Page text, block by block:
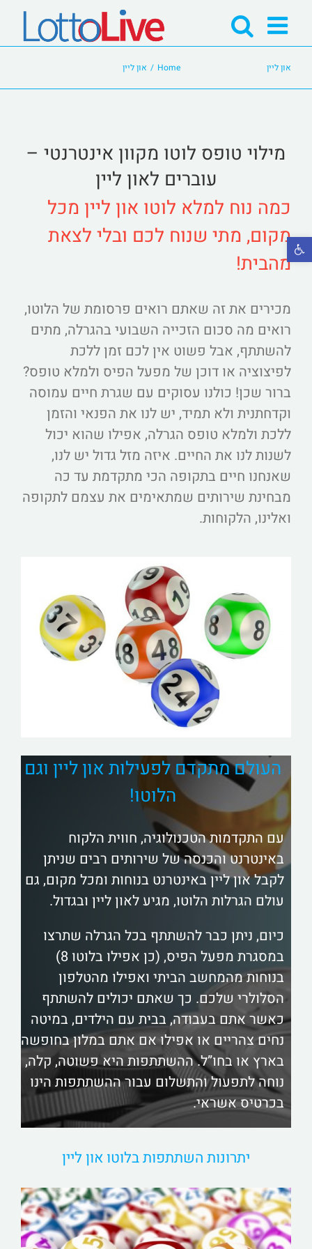
פתח סרגל נגישות
content
און ליין Home
/ און ליין
מילוי טופס לוטו מקוון אינטרנטי –
עוברים לאון ליין
כמה נוח למלא לוטו און ליין מכל
מקום, מתי שנוח לכם ובלי לצאת
מהבית!
מכירים את זה שאתם רואים פרסומת של הלוטו,
רואים מה סכום הזכייה השבועי בהגרלה, מתים
להשתתף, אבל פשוט אין לכם זמן ללכת
לפיצוציה או דוכן של מפעל הפיס ולמלא טופס?
ברור שכן! כולנו עסוקים עם שגרת חיים עמוסה
וקדחתנית ולא תמיד, יש לנו את הפנאי והזמן
ללכת ולמלא טופס הגרלה, אפילו שהוא יכול
לשנות לנו את החיים. איזה מזל גדול יש לנו,
שאנחנו חיים בתקופה הכי מתקדמת עד כה
מבחינת שירותים שמתאימים את עצמם לתקופה
ואלינו, הלקוחות.
העולם מתקדם לפעילות און ליין וגם
הלוטו!
עם התקדמות הטכנולוגיה, חווית הלקוח
באינטרנט והכנסה של שירותים רבים שניתן
לקבל און ליין באינטרנט בנוחות ומכל מקום, גם
עולם הגרלות הלוטו, מגיע לאון ליין ובגדול.
כיום, ניתן כבר להשתתף בכל הגרלה שתרצו
במסגרת מפעל הפיס, (כן אפילו בלוטו 8)
בנוחות מהמחשב הביתי ואפילו מהטלפון
הסלולרי שלכם. כך שאתם יכולים להשתתף
כאשר אתם בעבודה, בבית עם הילדים, במיטה
נחים צהריים או אפילו אם אתם במלון בחופשה
בארץ או בחו”ל. ההשתתפות היא פשוטה, קלה,
נוחה לתפעול והתשלום עבור ההשתתפות הינו
בכרטיס אשראי.
יתרונות השתתפות בלוטו און ליין